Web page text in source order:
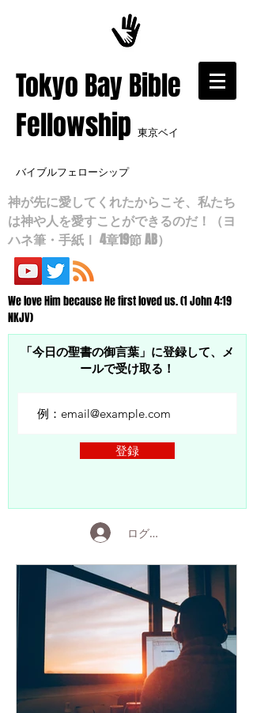
​Tokyo Bay Bible
Fellowship 東京ベイ
バイブルフェローシップ
神が先に愛してくれたからこそ、私たち
は神や人を愛すことができるのだ！（ヨ
ハネ筆・手紙Ⅰ 4章19節 AB）
We love Him because He first loved us. (1 John 4:19
NKJV)
「今日の聖書の御言葉」に登録して、メ
ールで受け取る！
登録
ログイン